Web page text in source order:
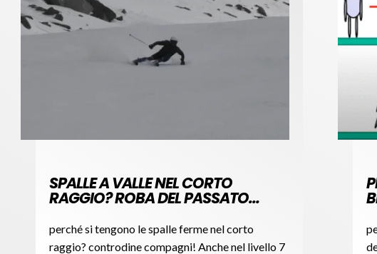
SPALLE A VALLE NEL CORTO
RAGGIO? ROBA DEL PASSATO…
perché si tengono le spalle ferme nel corto
raggio? controdine compagni! Anche nel livello 7